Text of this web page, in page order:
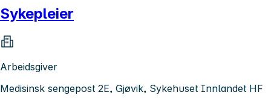
Sykepleier
Arbeidsgiver
Medisinsk sengepost 2E, Gjøvik, Sykehuset Innlandet HF